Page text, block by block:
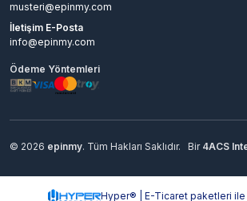
musteri@epinmy.com
İletişim E-Posta
info@epinmy.com
Ödeme Yöntemleri
© 2026 epinmy. Tüm Hakları Saklıdır. Bir 4ACS
Hyper® | E-Ticaret paketleri ile